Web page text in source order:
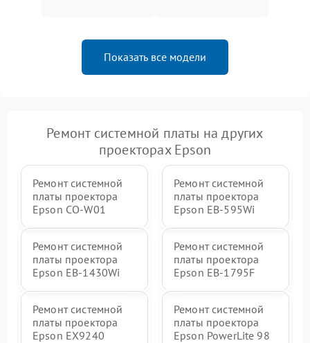
Показать все модели
Ремонт системной платы на других
проекторах Epson
Ремонт системной
платы проектора
Epson CO-W01
Ремонт системной
платы проектора
Epson EB-595Wi
Ремонт системной
платы проектора
Epson EB-1430Wi
Ремонт системной
платы проектора
Epson EB-1795F
Ремонт системной
платы проектора
Epson EX9240
Ремонт системной
платы проектора
Epson PowerLite 98